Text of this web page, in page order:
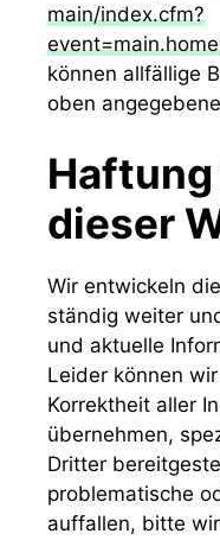
main/index.cfm?
können allfällige
oben
dieser
Wir entwickeln
ständig weiter
und aktuelle
Leider können
Korrektheit aller
übernehmen,
Dritter
problematische
auffallen, bitte